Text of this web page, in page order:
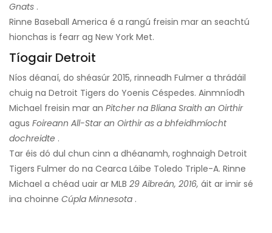
Gnats .
Rinne Baseball America é a rangú freisin mar an seachtú
hionchas is fearr ag New York Met.
Tíogair Detroit
Níos déanaí, do shéasúr 2015, rinneadh Fulmer a thrádáil
chuig na Detroit Tigers do Yoenis Céspedes. Ainmníodh
Michael freisin mar an Pitcher na Bliana Sraith an Oirthir
agus Foireann All-Star an Oirthir as a bhfeidhmíocht
dochreidte .
Tar éis dó dul chun cinn a dhéanamh, roghnaigh Detroit
Tigers Fulmer do na Cearca Láibe Toledo Triple-A. Rinne
Michael a chéad uair ar MLB 29 Aibreán, 2016, áit ar imir sé
ina choinne Cúpla Minnesota .